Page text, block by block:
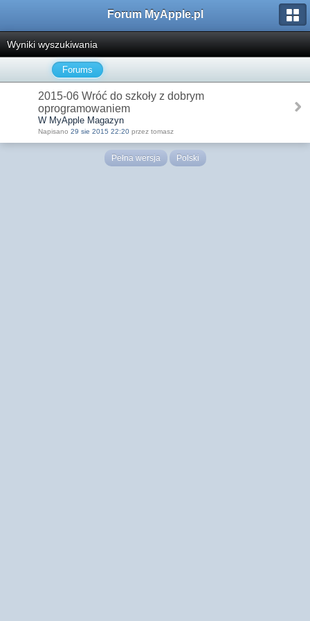
Forum MyApple.pl
Wyniki wyszukiwania
Forums
2015-06 Wróć do szkoły z dobrym
oprogramowaniem
W MyApple Magazyn
Napisano 29 sie 2015 22:20 przez tomasz
Pełna wersja Polski